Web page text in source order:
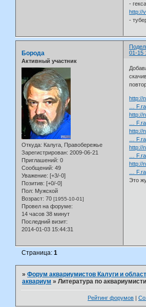
-
http://
-
01-15
Борода
Активный участник
Откуда: Калуга, Правобережье
Зарегистрирован: 2009-06-21
Приглашений: 0
Сообщений: 49
Уважение: [+3/-0]
Позитив: [+0/-0]
Пол: Мужской
Возраст: 70 [1955-10-01]
Провел на форуме:
14 часов 38 минут
Последний визит:
2014-01-03 15:44:31
http://
…
http://
…
http://
…
http://
…
http://
…
Это
Страница:1
»Форум аквариумистов Калуги и
аквариум »Литература по
Рейтинг форумов |